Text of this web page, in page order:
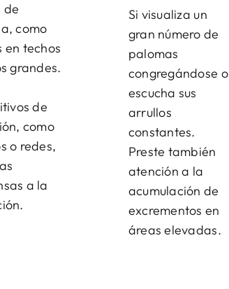
de
como
en techos
grandes.
de
como
o redes,
a la
Si visualiza un
gran número de
palomas
congregándose o
escucha sus
arrullos
constantes.
Preste también
atención a la
acumulación de
excrementos en
áreas elevadas.